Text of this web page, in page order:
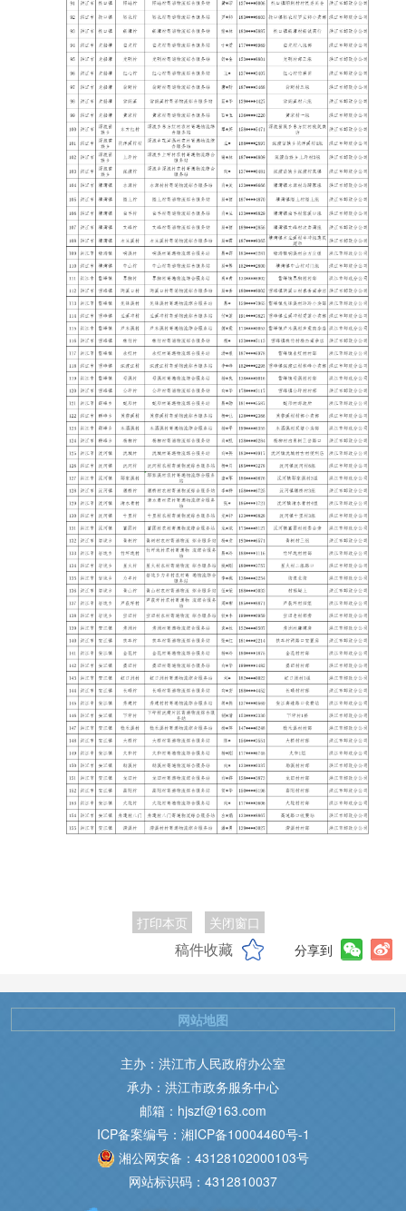
打印本页 关闭窗口
稿件收藏 分享到
主办：洪江市人民政府办公室
承办：洪江市政务服务中心
邮箱：hjszf@163.com
ICP备案编号：湘ICP备10004460号-1
湘公网安备：43128102000103号
网站标识码：4312810037
网站地图